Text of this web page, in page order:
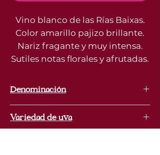
Vino blanco de las Rías Baixas.
Color amarillo pajizo brillante.
Nariz fragante y muy intensa.
Sutiles notas florales y afrutadas.
Denominación
Variedad de uva